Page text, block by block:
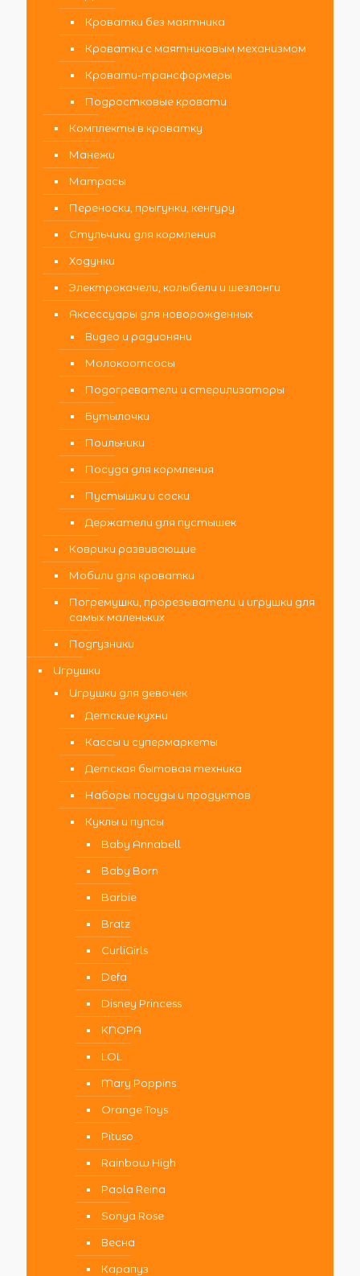
Кроватки без маятника
Кроватки с маятниковым механизмом
Кровати-трансформеры
Подростковые кровати
Комплекты в кроватку
Манежи
Матрасы
Переноски, прыгунки, кенгуру
Стульчики для кормления
Ходунки
Электрокачели, колыбели и шезлонги
Аксессуары для новорожденных
Видео и радионяни
Молокоотсосы
Подогреватели и стерилизаторы
Бутылочки
Поильники
Посуда для кормления
Пустышки и соски
Держатели для пустышек
Коврики развивающие
Мобили для кроватки
Погремушки, прорезыватели и игрушки для
самых маленьких
Подгузники
Игрушки
Игрушки для девочек
Детские кухни
Кассы и супермаркеты
Детская бытовая техника
Наборы посуды и продуктов
Куклы и пупсы
Baby Annabell
Baby Born
Barbie
Bratz
CurliGirls
Defa
Disney Princess
KNOPA
LOL
Mary Poppins
Orange Toys
Pituso
Rainbow High
Paola Reina
Sonya Rose
Весна
Карапуз